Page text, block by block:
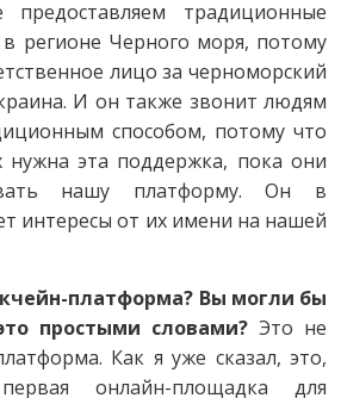
традиционные
в регионе Черного моря, потому
лицо за черноморский
И он также звонит людям
способом, потому что
эта поддержка, пока они
нашу платформу. Он в
интересы от их имени на нашей
платформа? Вы могли бы
простыми словами? Это не
Как я уже сказал, это,
онлайн-площадка для